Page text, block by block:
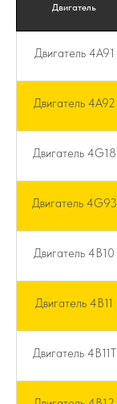
Двигатель
Двигатель 4A91
Двигатель 4A92
Двигатель 4G18
Двигатель 4G93
Двигатель 4B10
Двигатель 4B11
Двигатель 4B11T